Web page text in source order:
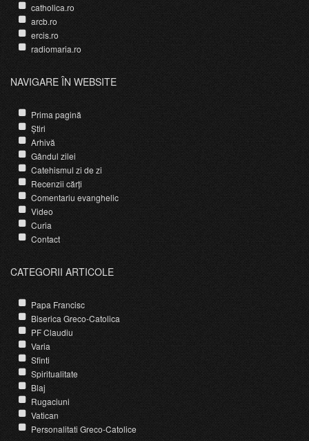
catholica.ro
arcb.ro
ercis.ro
radiomaria.ro
NAVIGARE ÎN WEBSITE
Prima pagină
Știri
Arhivă
Gândul zilei
Catehismul zi de zi
Recenzii cărți
Comentariu evanghelic
Video
Curia
Contact
CATEGORII ARTICOLE
Papa Francisc
Biserica Greco-Catolica
PF Claudiu
Varia
Sfinti
Spiritualitate
Blaj
Rugaciuni
Vatican
Personalitati Greco-Catolice